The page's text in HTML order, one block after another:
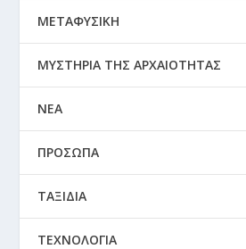
ΜΕΤΑΦΥΣΙΚΗ
ΜΥΣΤΗΡΙΑ ΤΗΣ ΑΡΧΑΙΟΤΗΤΑΣ
ΝΕΑ
ΠΡΟΣΩΠΑ
ΤΑΞΙΔΙΑ
ΤΕΧΝΟΛΟΓΙΑ